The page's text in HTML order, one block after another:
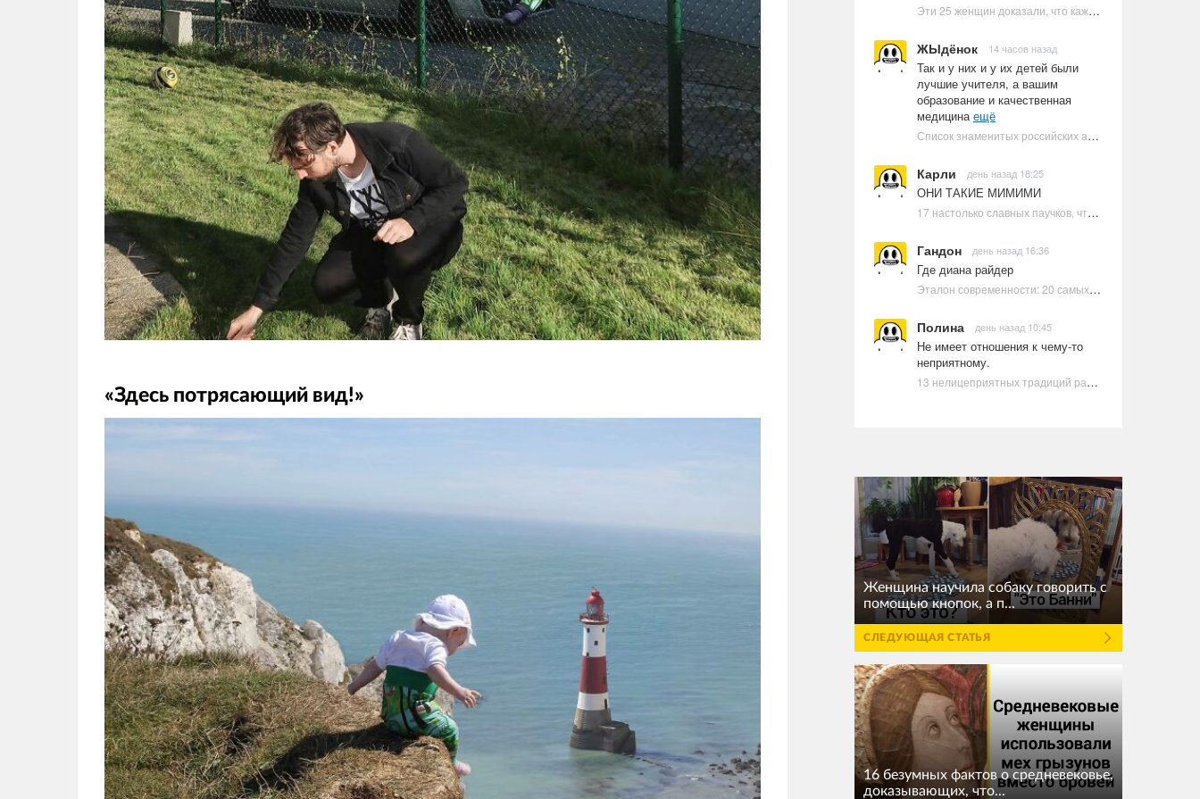
«Здесь потрясающий вид!»
Эти 25 женщин доказали, что каждое тело имеет право быть в бикини
ЖЫдёнок 14 часов назад
Так и у них и у их детей были
лучшие учителя, а вашим
образование и качественная
медицинаещё
Список знаменитых российских артистов-евреев | Ультрамарин
Карли день назад 18:25
ОНИ ТАКИЕ МИМИМИ
17 настолько славных паучков, что даже у арахнофобов появится желание их погладить
Гандон день назад 16:36
Где диана райдер
Эталон современности: 20 самых красивых и привлекательных актрис Голливуда, по мнению Google | Ультрамарин
Полина день назад 10:45
Не имеет отношения к чему-то
неприятному.
13 нелицеприятных традиций разных стран, которые могут шокировать неподготовленного человека
Женщина научила собаку говорить с
помощью кнопок, а п...
СЛЕДУЮЩАЯ СТАТЬЯ
16 безумных фактов о средневековье,
доказывающих, что...